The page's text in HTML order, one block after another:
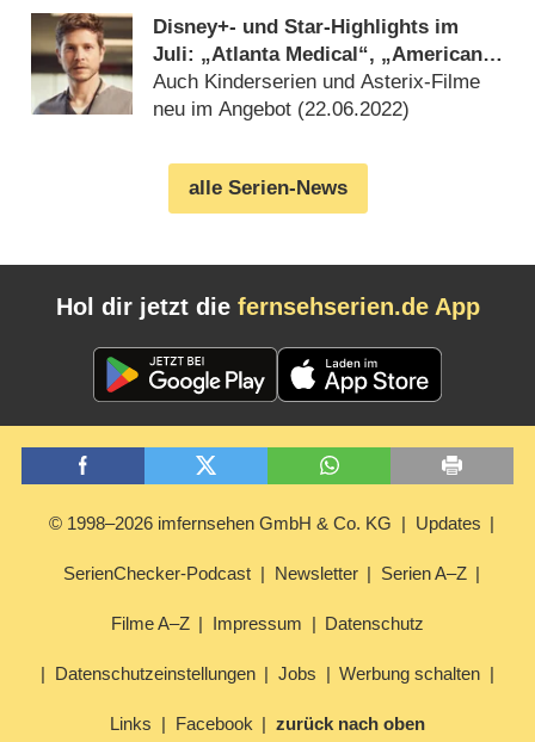
Disney+- und Star-Highlights im
Juli: „Atlanta Medical“, „American
Horror Story“ und „Abbott
Elementary“
Auch Kinderserien und Asterix-Filme
neu im Angebot (22.06.2022)
alle Serien-News
Hol dir jetzt die fernsehserien.de App
© 1998–2026 imfernsehen GmbH & Co. KG Updates
SerienChecker-Podcast Newsletter Serien A–Z
Filme A–Z Impressum Datenschutz
Datenschutzeinstellungen Jobs Werbung schalten
Links Facebook zurück nach oben